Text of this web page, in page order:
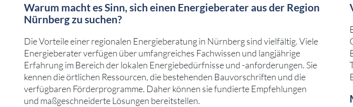
Warum macht es Sinn, sich einen Energieberater aus der Region
Nürnberg zu suchen?
Die Vorteile einer regionalen Energieberatung in Nürnberg sind vielfältig. Viele
Energieberater verfügen über umfangreiches Fachwissen und langjährige
Erfahrung im Bereich der lokalen Energiebedürfnisse und -anforderungen. Sie
kennen die örtlichen Ressourcen, die bestehenden Bauvorschriften und die
verfügbaren Förderprogramme. Daher können sie fundierte Empfehlungen
und maßgeschneiderte Lösungen bereitstellen.